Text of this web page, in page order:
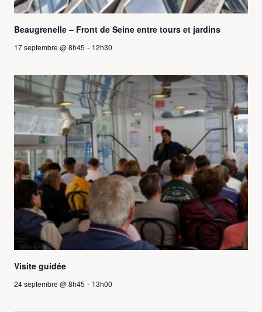
Beaugrenelle – Front de Seine entre tours et jardins
17 septembre @ 8h45 - 12h30
Visite guidée
24 septembre @ 8h45 - 13h00